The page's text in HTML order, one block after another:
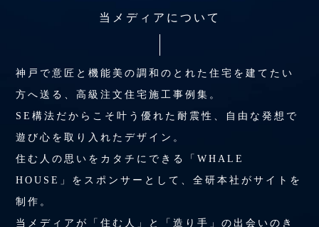
当メディアについて
神戸で意匠と機能美の調和のとれた住宅を建てたい
方へ送る、高級注文住宅施工事例集。
SE構法だからこそ叶う優れた耐震性、自由な発想で
遊び心を取り入れたデザイン。
住む人の思いをカタチにできる「WHALE
HOUSE」をスポンサーとして、全研本社がサイトを
制作。
当メディアが「住む人」と「造り手」の出会いのき